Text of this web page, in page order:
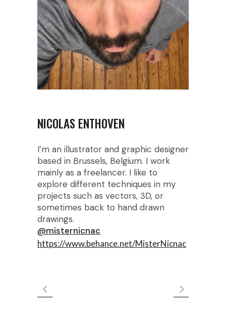
NICOLAS ENTHOVEN
I’m an illustrator and graphic designer
based in Brussels, Belgium. I work
mainly as a freelancer. I like to
explore different techniques in my
projects such as vectors, 3D, or
sometimes back to hand drawn
drawings.
@misternicnac
https://www.behance.net/MisterNicnac